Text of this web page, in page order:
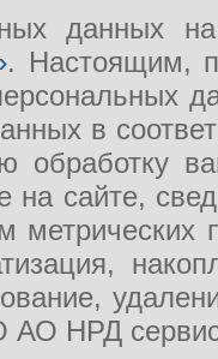
данных
. Настоящим,
в
обработку
на сайте,
НРД